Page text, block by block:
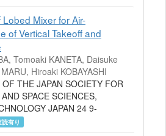
Mixer for Air-
of Vertical Takeoff and
Tomoaki KANETA, Daisuke
Hiroaki KOBAYASHI
THE JAPAN SOCIETY FOR
SPACE SCIENCES,
JAPAN 24 9-
読有り